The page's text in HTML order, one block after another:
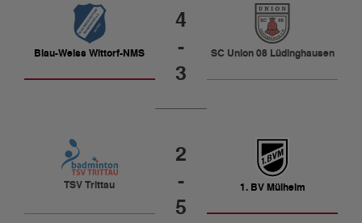
Blau-Weiss Wittorf-NMS
4
-
3
SC Union 08 Lüdinghausen
TSV Trittau
2
-
5
1. BV Mülheim